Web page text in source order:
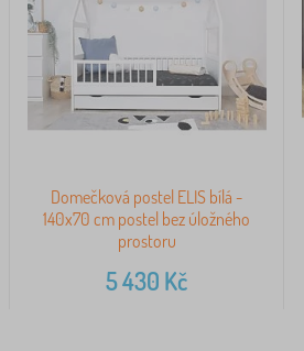
Domečková postel ELIS bílá -
140x70 cm postel bez úložného
prostoru
5 430 Kč